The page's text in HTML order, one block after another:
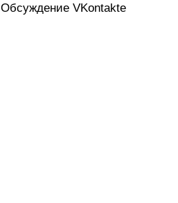
Обсуждение VKontakte